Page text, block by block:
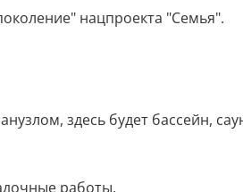
нацпроекта "Семья".
здесь будет бассейн,
работы.